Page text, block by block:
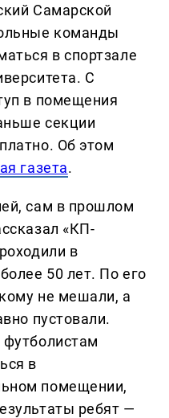
Самарской
команды
в спортзале
С
в помещения
секции
Об этом
газета.
сам в прошлом
«КП-
в
50 лет. По его
не мешали, а
пустовали.
в
помещении,
ребят —